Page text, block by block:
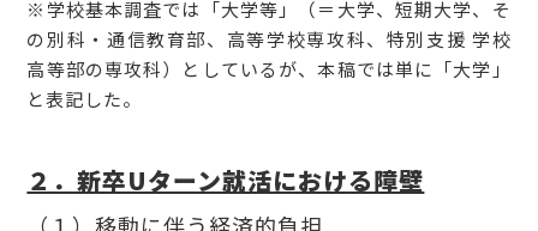
※学校基本調査では「大学等」（＝大学、短期大学、そ
の別科・通信教育部、高等学校専攻科、特別支援 学校
高等部の専攻科）としているが、本稿では単に「大学」
と表記した。
２．新卒Uターン就活における障壁